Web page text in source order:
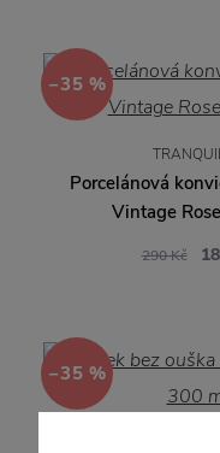
−35 %
Porcelánová
Vintage
290 Kč
−35 %